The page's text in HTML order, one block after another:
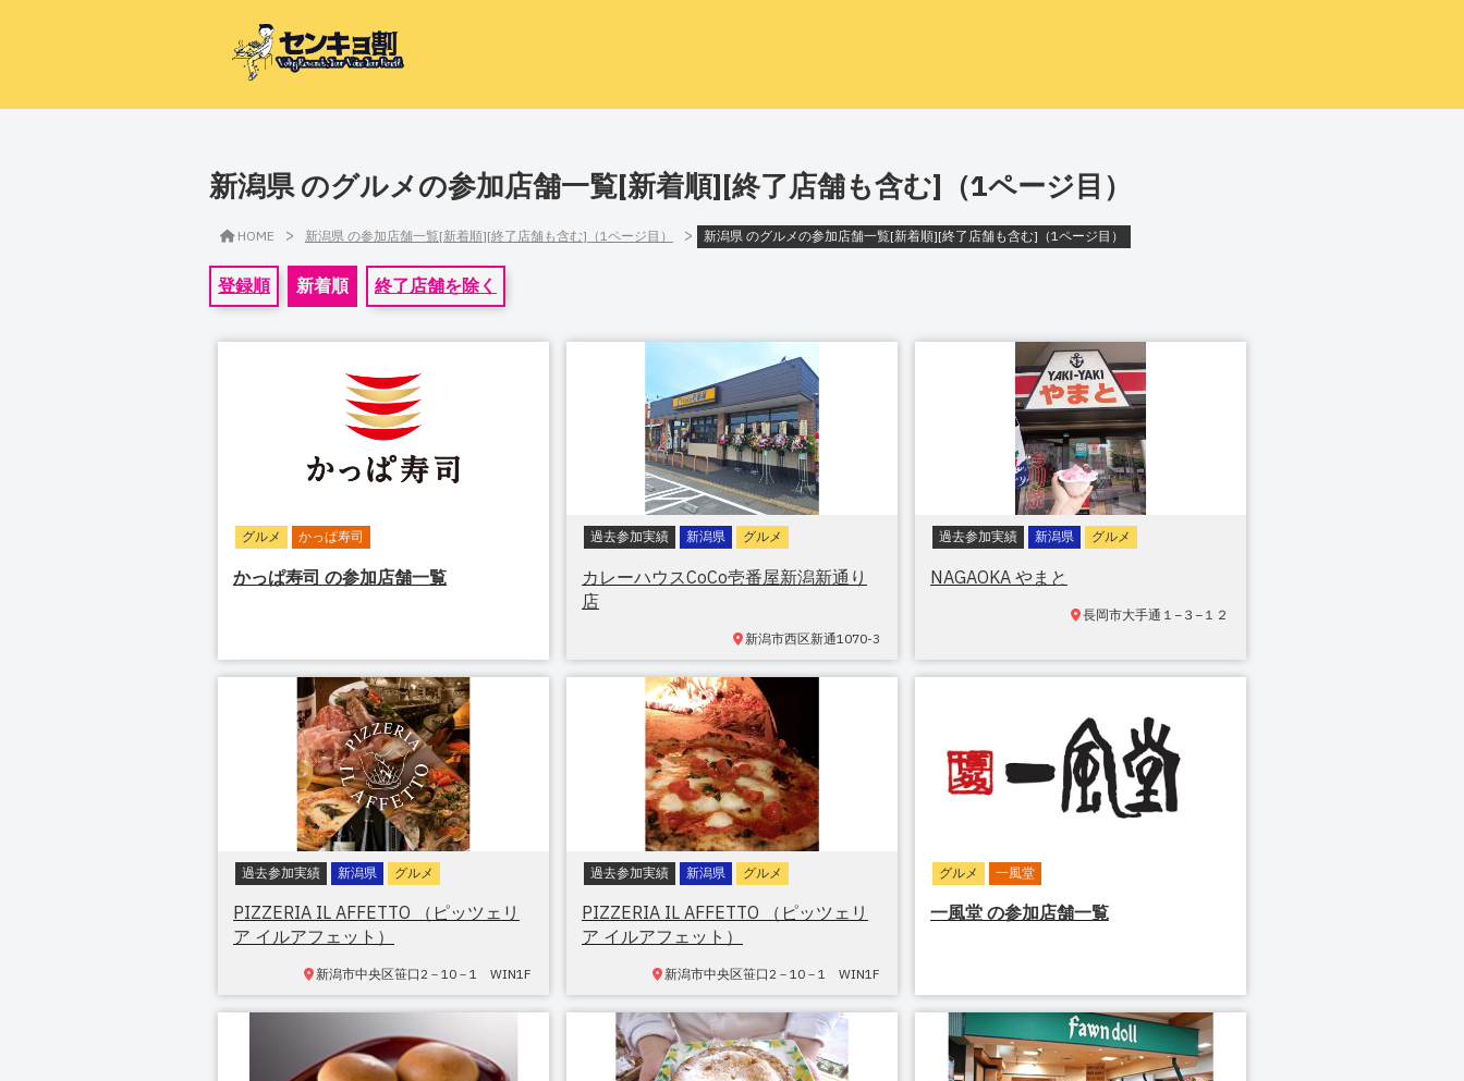
新潟県 のグルメの参加店舗一覧[新着順][終了店舗も含む]（1ページ目）
HOME > 新潟県 の参加店舗一覧[新着順][終了店舗も含む]（1ページ目） > 新潟県 のグルメの参加店舗一覧[新着順][終了店舗も含む]（1ページ目）
登録順 新着順 終了店舗を除く
グルメ かっぱ寿司
かっぱ寿司 の参加店舗一覧
過去参加実績 新潟県 グルメ
カレーハウスCoCo壱番屋新潟新通り
店
新潟市西区新通1070-3
過去参加実績 新潟県 グルメ
NAGAOKA やまと
長岡市大手通１−３−１２
過去参加実績 新潟県 グルメ
PIZZERIA IL AFFETTO （ピッツェリ
ア イルアフェット）
新潟市中央区笹口 2－10－1 WIN1F
過去参加実績 新潟県 グルメ
PIZZERIA IL AFFETTO （ピッツェリ
ア イルアフェット）
新潟市中央区笹口 2－10－1 WIN1F
グルメ 一風堂
一風堂の参加店舗一覧